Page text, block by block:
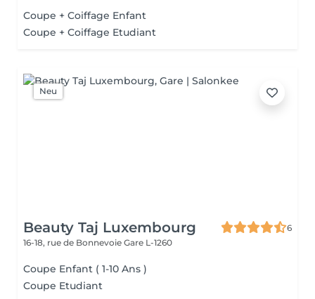
Coupe + Coiffage Enfant
Coupe + Coiffage Etudiant
Neu
Beauty Taj Luxembourg
6
16-18, rue de Bonnevoie Gare L-1260
Coupe Enfant ( 1-10 Ans )
Coupe Etudiant